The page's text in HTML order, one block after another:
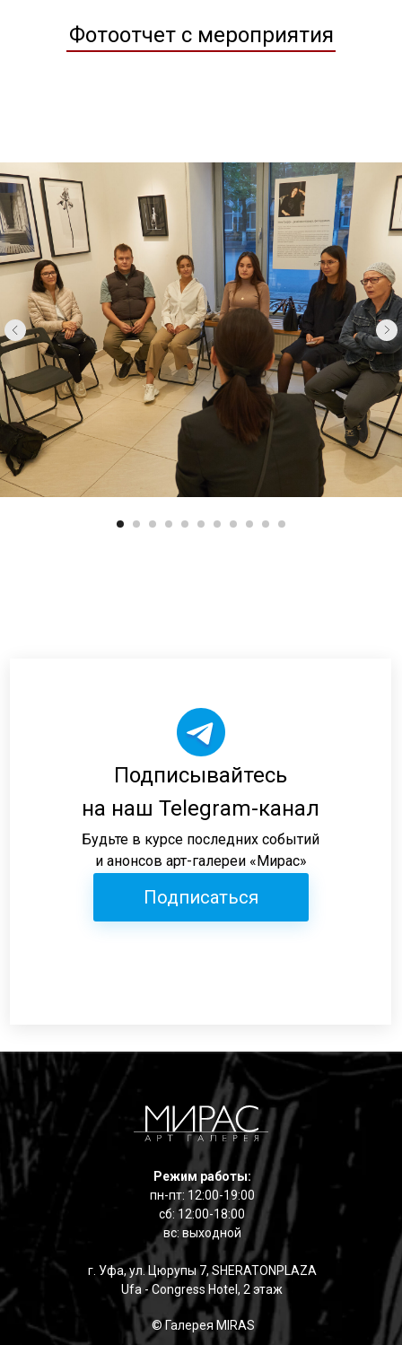
Фотоотчет с мероприятия
Подписывайтесь
на наш Telegram-канал
Будьте в курсе последних событий
и анонсов арт-галереи «Мирас»
Подписаться
Режим работы:
пн-пт: 12:00-19:00
сб: 12:00-18:00
вс: выходной
г. Уфа, ул. Цюрупы 7, SHERATONPLAZA
Ufa - Congress Hotel, 2 этаж
© Галерея MIRAS